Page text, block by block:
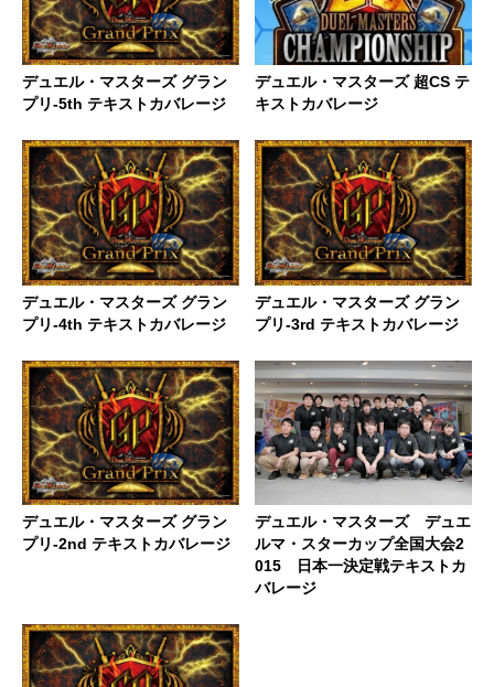
デュエル・マスターズ グラン
プリ-5th テキストカバレージ
デュエル・マスターズ 超CS テ
キストカバレージ
デュエル・マスターズ グラン
プリ-4th テキストカバレージ
デュエル・マスターズ グラン
プリ-3rd テキストカバレージ
デュエル・マスターズ グラン
プリ-2nd テキストカバレージ
デュエル・マスターズ デュエ
ルマ・スターカップ全国大会2
015 日本一決定戦テキストカ
バレージ